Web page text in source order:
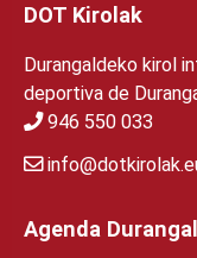
DOT Kirolak
Durangaldeko kirol
deportiva de
946 550 033
Agenda